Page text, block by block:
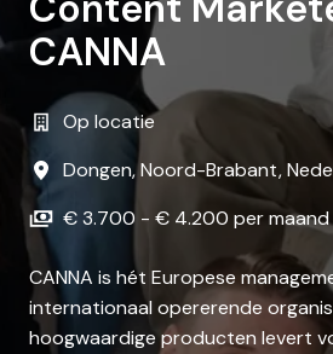
CANNA
Op locatie
Dongen,Noord-Brabant,
€ 3.700 - € 4.200 per maand
CANNA is hét Europese
internationaal opererende
hoogwaardige producten levert